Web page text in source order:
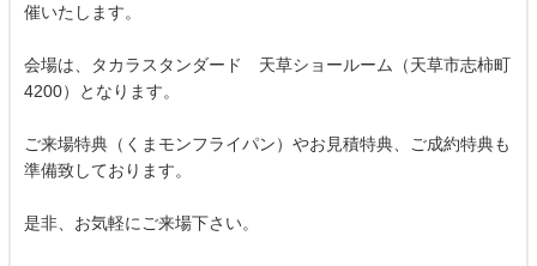
催いたします。
会場は、タカラスタンダード 天草ショールーム（天草市志柿町
4200）となります。
ご来場特典（くまモンフライパン）やお見積特典、ご成約特典も
準備致しております。
是非、お気軽にご来場下さい。